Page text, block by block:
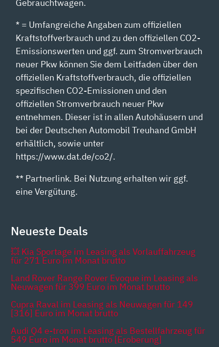
Gebrauchtwagen.
* = Umfangreiche Angaben zum offiziellen
Kraftstoffverbrauch und zu den offiziellen CO2-
Emissionswerten und ggf. zum Stromverbrauch
neuer Pkw können Sie dem Leitfaden über den
offiziellen Kraftstoffverbrauch, die offiziellen
spezifischen CO2-Emissionen und den
offiziellen Stromverbrauch neuer Pkw
entnehmen. Dieser ist in allen Autohäusern und
bei der Deutschen Automobil Treuhand GmbH
erhältlich, sowie unter
https://www.dat.de/co2/.
** Partnerlink. Bei Nutzung erhalten wir ggf.
eine Vergütung.
Neueste Deals
💥 Kia Sportage im Leasing als Vorlauffahrzeug
für 271 Euro im Monat brutto
Land Rover Range Rover Evoque im Leasing als
Neuwagen für 399 Euro im Monat brutto
Cupra Raval im Leasing als Neuwagen für 149
[316] Euro im Monat brutto
Audi Q4 e-tron im Leasing als Bestellfahrzeug für
549 Euro im Monat brutto [Eroberung]